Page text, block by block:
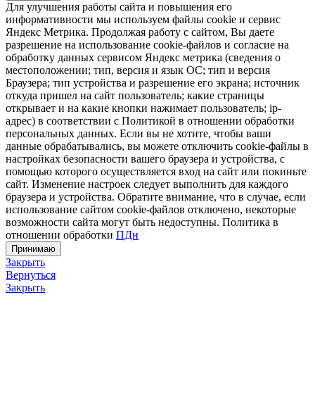
Для улучшения работы сайта и повышения его
информативности мы используем файлы cookie и сервис
Яндекс Метрика. Продолжая работу с сайтом, Вы даете
разрешение на использование cookie-файлов и согласие на
обработку данных сервисом Яндекс метрика (сведения о
местоположении; тип, версия и язык ОС; тип и версия
Браузера; тип устройства и разрешение его экрана; источник
откуда пришел на сайт пользователь; какие страницы
открывает и на какие кнопки нажимает пользователь; ip-
адрес) в соответствии с Политикой в отношении обработки
персональных данных. Если вы не хотите, чтобы ваши
данные обрабатывались, вы можете отключить cookie-файлы в
настройках безопасности вашего браузера и устройства, с
помощью которого осуществляется вход на сайт или покиньте
сайт. Изменение настроек следует выполнить для каждого
браузера и устройства. Обратите внимание, что в случае, если
использование сайтом cookie-файлов отключено, некоторые
возможности сайта могут быть недоступны. Политика в
отношении обработки ПДн
Принимаю
Закрыть
Вернуться
Закрыть